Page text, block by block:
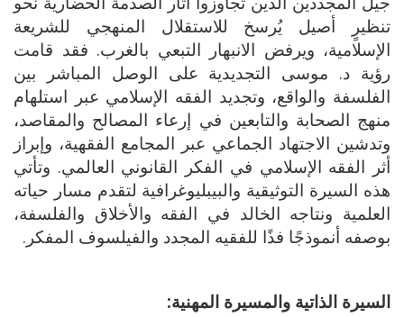
تنظيرٍ أصيل يُرسخ للاستقلال المنهجي للشريعة
الإسلامية، ويرفض الانبهار التبعي بالغرب. فقد قامت
رؤية د. موسى التجديدية على الوصل المباشر بين
الفلسفة والواقع، وتجديد الفقه الإسلامي عبر استلهام
منهج الصحابة والتابعين في إرعاء المصالح والمقاصد،
وتدشين الاجتهاد الجماعي عبر المجامع الفقهية، وإبراز
أثر الفقه الإسلامي في الفكر القانوني العالمي. وتأتي
هذه السيرة التوثيقية والبيبليوغرافية لتقدم مسار حياته
العلمية ونتاجه الخالد في الفقه والأخلاق والفلسفة،
بوصفه أنموذجًا فذًا للفقيه المجدد والفيلسوف المفكر.
السيرة الذاتية والمسيرة المهنية: